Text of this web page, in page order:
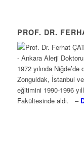
PROF. DR.
1972 yılında
Zonguldak, İstanbul
eğitimini 1990-1996
Fakültesinde aldı. –